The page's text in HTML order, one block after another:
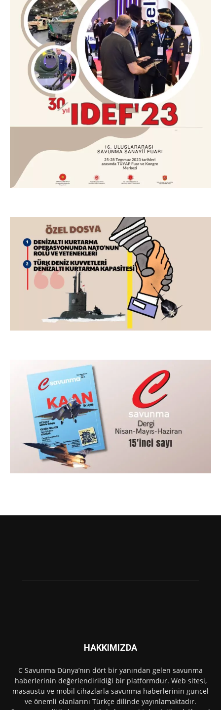
HAKKIMIZDA
C Savunma Dünya’nın dört bir yanından gelen savunma
haberlerinin değerlendirildiği bir platformdur. Web sitesi,
masaüstü ve mobil cihazlarla savunma haberlerinin güncel
ve önemli olanlarını Türkçe dilinde yayınlamaktadır.